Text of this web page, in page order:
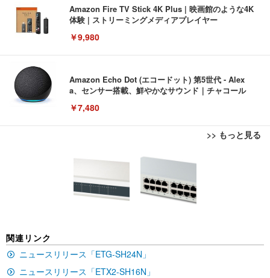
Amazon Fire TV Stick 4K Plus | 映画館のような4K
体験 | ストリーミングメディアプレイヤー
￥9,980
Amazon Echo Dot (エコードット) 第5世代 - Alex
a、センサー搭載、鮮やかなサウンド｜チャコール
￥7,480
>> もっと見る
[EdoErgo] オフィスチェア 椅子 テレワーク 疲れな
キング pc 事務椅子 360度回転 座面昇降 強化ナイロ
ン樹脂ベース 通気性メッシュ 在宅ワーク H-WY01
(黒網+黒枠+黒足)
￥5,699
ュチェア 人間工学 疲れない ブラック
EIZO ビジネス向けプレミアムモニター | FlexScan
イト
￥105,595
イト
￥109,572
Amazonベーシック ペットシーツ 薄型 レギュラー 1
回使い捨て 無香料 ホワイト 300枚
￥3,373
x2袋(84枚) ホワイト(吸収面:ライトブルー)
関連リンク
ニュースリリース「ETG-SH24N」
ニュースリリース「ETX2-SH16N」